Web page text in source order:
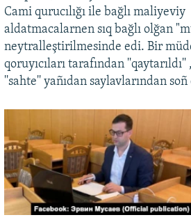
Cami qurucılığı ile bağlı maliyeviy
aldatmacalarnen sıq bağlı olğan
neytralleştirilmesinde edi. Bir
qoruyıcıları tarafından
''sahte'' yañıdan saylavlarından